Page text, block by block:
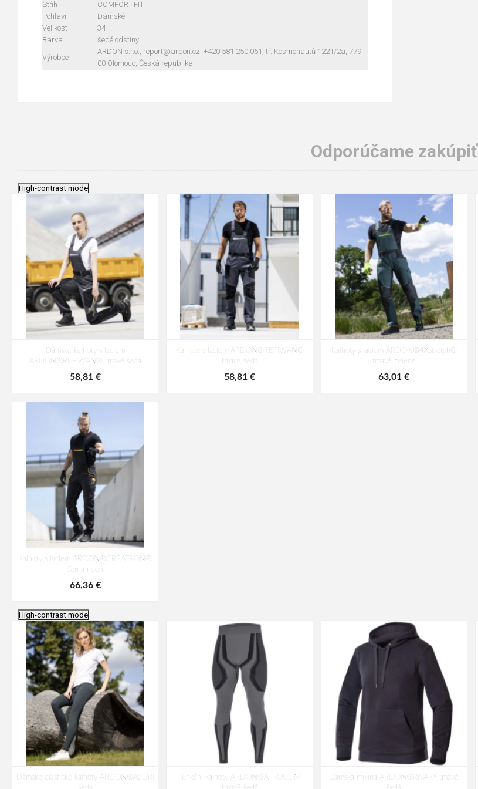
Střih
COMFORT FIT
Pohlaví
Dámské
Velikost
34
Barva
šedé odstíny
Výrobce
ARDON s.r.o.; report@ardon.cz, +420 581 250 061; tř. Kosmonautů 1221/2a, 779
00 Olomouc, Česká republika
Odporúčame zakúpiť
High-contrast mode
Dámské kalhoty s laclem
ARDON®REFIWAN® tmavě šedá
58,81 €
Kalhoty s laclem ARDON®REFIWAN®
tmavě šedá
58,81 €
Kalhoty s laclem ARDON®4Xstretch®
tmavě zelené
63,01 €
Kalhoty s laclem ARDON®CREATRON®
černá neon
66,36 €
High-contrast mode
Dámské elastické kalhoty ARDON®ALDRI
Funkční kalhoty ARDON®ATROCLIM
Dámská mikina ARDON®RIVARY tmavě